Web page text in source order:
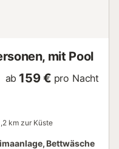
mit Pool
ab 159 € pro Nacht
km zur Küste
Bettwäsche